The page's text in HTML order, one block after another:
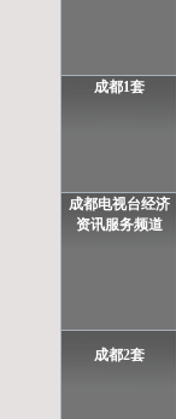
成都1套
成都电视台经济
资讯服务频道
成都2套